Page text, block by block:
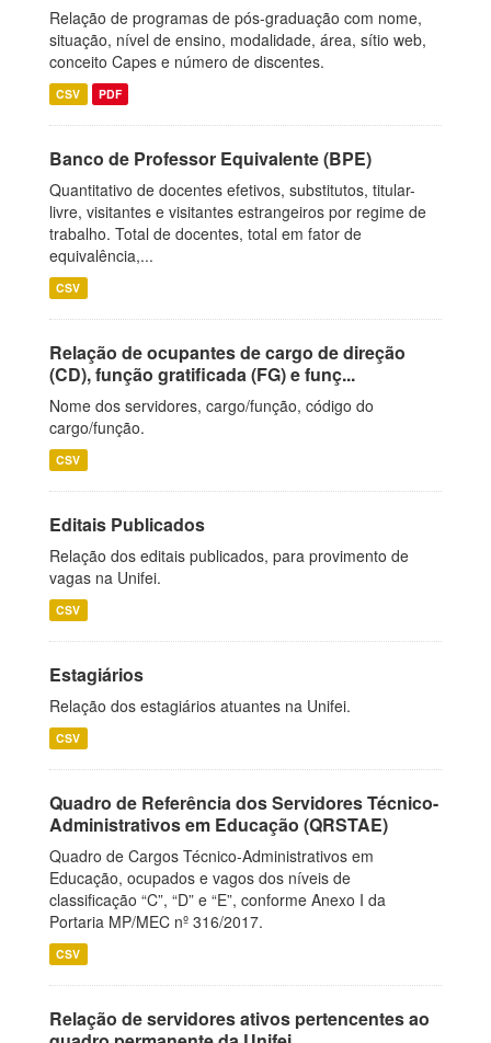
Relação de programas de pós-graduação com nome,
situação, nível de ensino, modalidade, área, sítio web,
conceito Capes e número de discentes.
CSV PDF
Banco de Professor Equivalente (BPE)
Quantitativo de docentes efetivos, substitutos, titular-
livre, visitantes e visitantes estrangeiros por regime de
trabalho. Total de docentes, total em fator de
equivalência,...
CSV
Relação de ocupantes de cargo de direção
(CD), função gratificada (FG) e funç...
Nome dos servidores, cargo/função, código do
cargo/função.
CSV
Editais Publicados
Relação dos editais publicados, para provimento de
vagas na Unifei.
CSV
Estagiários
Relação dos estagiários atuantes na Unifei.
CSV
Quadro de Referência dos Servidores Técnico-
Administrativos em Educação (QRSTAE)
Quadro de Cargos Técnico-Administrativos em
Educação, ocupados e vagos dos níveis de
classificação “C”, “D” e “E”, conforme Anexo I da
Portaria MP/MEC nº 316/2017.
CSV
Relação de servidores ativos pertencentes ao